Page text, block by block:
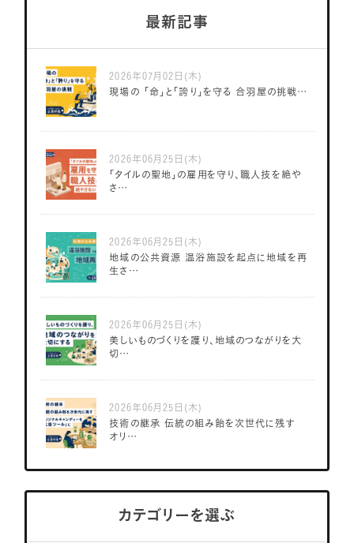
最新記事
2026年07月02日(木)
現場の 「命」と「誇り」を守る 合羽屋の挑戦…
2026年06月25日(木)
「タイルの聖地」の雇用を守り、職人技を絶や
さ…
2026年06月25日(木)
地域の公共資源 温浴施設を起点に地域を再
生さ…
2026年06月25日(木)
美しいものづくりを護り、地域のつながりを大
切…
2026年06月25日(木)
技術の継承 伝統の組み飴を次世代に残す
オリ…
カテゴリーを選ぶ